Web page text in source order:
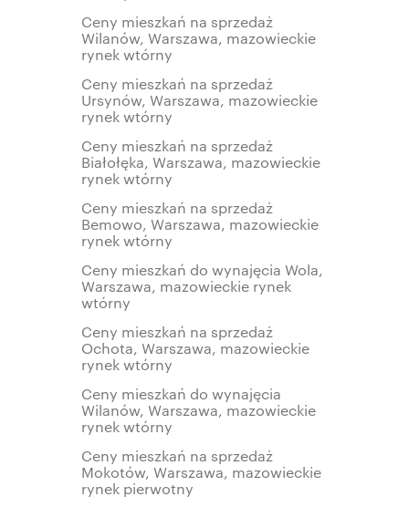
Ceny mieszkań na sprzedaż
Wilanów, Warszawa, mazowieckie
rynek wtórny
Ceny mieszkań na sprzedaż
Ursynów, Warszawa, mazowieckie
rynek wtórny
Ceny mieszkań na sprzedaż
Białołęka, Warszawa, mazowieckie
rynek wtórny
Ceny mieszkań na sprzedaż
Bemowo, Warszawa, mazowieckie
rynek wtórny
Ceny mieszkań do wynajęcia Wola,
Warszawa, mazowieckie rynek
wtórny
Ceny mieszkań na sprzedaż
Ochota, Warszawa, mazowieckie
rynek wtórny
Ceny mieszkań do wynajęcia
Wilanów, Warszawa, mazowieckie
rynek wtórny
Ceny mieszkań na sprzedaż
Mokotów, Warszawa, mazowieckie
rynek pierwotny